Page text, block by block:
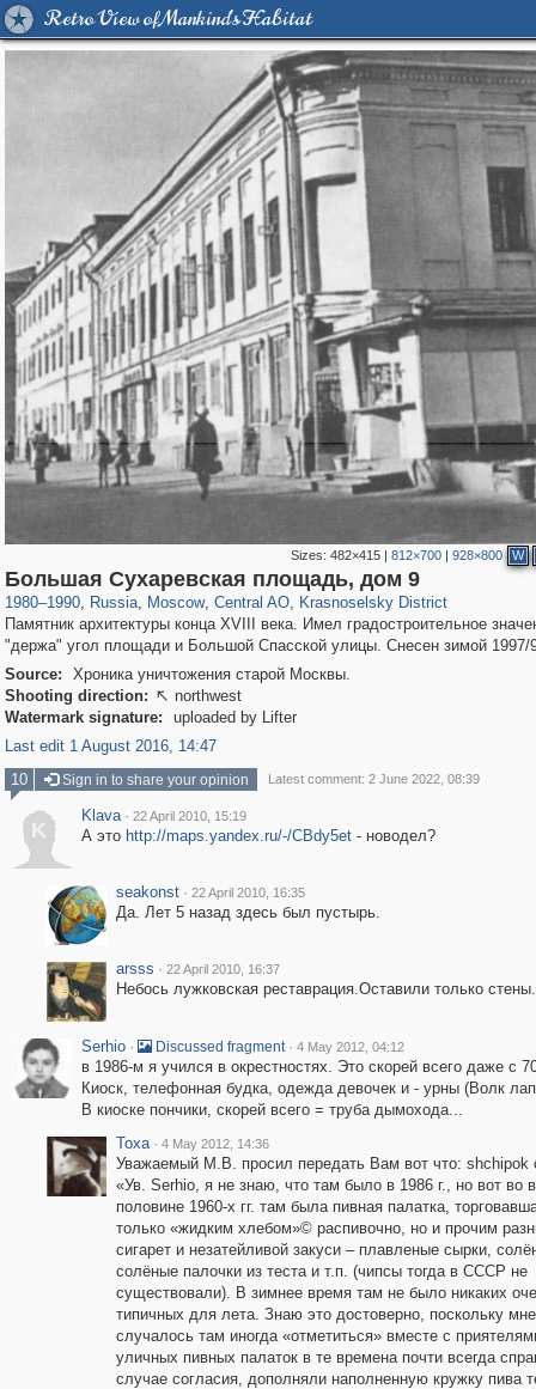
Retro View of Mankind's Habitat
Sizes:482×415 |812×700 |928×800 W
Большая Сухаревская площадь, дом 9
1980–1990, Russia
1,406,294 29,243
, Moscow
319,780 8,286
, Central AO
159,978 5,916
, Krasnoselsky District
6,976 302
Памятник архитектуры конца XVIII века. Имел градостроительное
"держа" угол площади и Большой Спасской улицы. Снесен зимой 1997/
Source:
Хроника уничтожения старой Москвы.
Shooting direction:  northwest
Watermark signature:
uploaded by Lifter
Last edit 1 August 2016, 14:47
10
Sign in to share your opinion Latest comment: 2 June 2022, 08:39
K
Klava · 22 April 2010, 15:19
А это http://maps.yandex.ru/-/CBdy5et- новодел?
seakonst · 22 April 2010, 16:35
Да. Лет 5 назад здесь был пустырь.
arsss · 22 April 2010, 16:37
Небось лужковская реставрация.Оставили только стены.
Serhio · Discussed fragment · 4 May 2012, 04:12
в 1986-м я учился в окрестностях. Это скорей всего даже с
Киоск, телефонная будка, одежда девочек и - урны (Волк
В киоске пончики, скорей всего = труба дымохода...
Toxa · 4 May 2012, 14:36
Уважаемый М.В. просил передать Вам вот что: shchipok
«Ув. Serhio, я не знаю, что там было в 1986 г., но вот во
половине 1960-х гг. там была пивная палатка,
только «жидким хлебом»© распивочно, но и прочим
сигарет и незатейливой закуси – плавленые сырки,
солёные палочки из теста и т.п. (чипсы тогда в СССР не
существовали). В зимнее время там не было никаких
типичных для лета. Знаю это достоверно, поскольку мне
случалось там иногда «отметиться» вместе с
уличных пивных палаток в те времена почти всегда
случае согласия, дополняли наполненную кружку пива